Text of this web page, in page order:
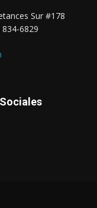
Sur #178
6829